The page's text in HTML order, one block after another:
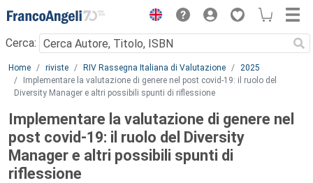
Menu
Cerca:
Main content
Home riviste RIV Rassegna Italiana di Valutazione
2025
Implementare la valutazione di genere nel post covid-19: il ruolo del
Diversity Manager e altri possibili spunti di riflessione
Implementare la valutazione di genere nel
post covid-19: il ruolo del Diversity
Manager e altri possibili spunti di
riflessione